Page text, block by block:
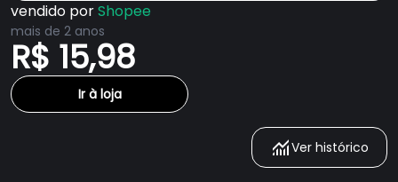
vendido porShopee
mais de 2 anos
R$ 15,98
Ir à loja
Ver histórico